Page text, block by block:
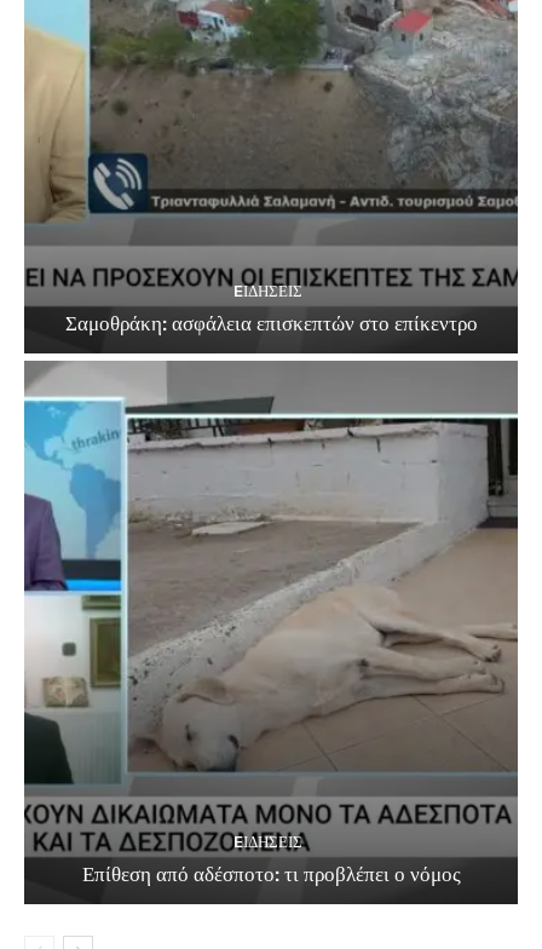
EΙΔΗΣΕΙΣ
Σαμοθράκη: ασφάλεια επισκεπτών στο επίκεντρο
EΙΔΗΣΕΙΣ
Επίθεση από αδέσποτο: τι προβλέπει ο νόμος